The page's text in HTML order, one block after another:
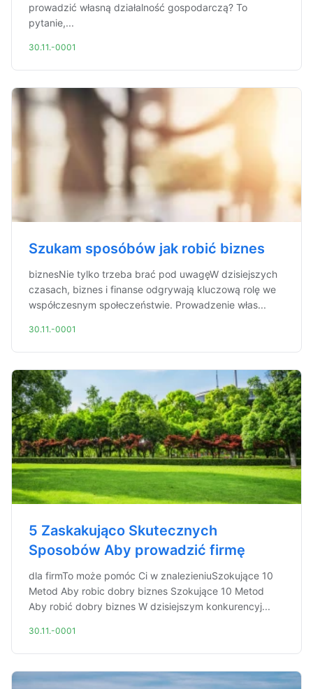
prowadzić własną działalność gospodarczą? To
pytanie,...
30.11.-0001
Szukam sposóbów jak robić biznes
biznesNie tylko trzeba brać pod uwagęW dzisiejszych
czasach, biznes i finanse odgrywają kluczową rolę we
współczesnym społeczeństwie. Prowadzenie włas...
30.11.-0001
5 Zaskakująco Skutecznych
Sposobów Aby prowadzić firmę
dla firmTo może pomóc Ci w znalezieniuSzokujące 10
Metod Aby robic dobry biznes Szokujące 10 Metod
Aby robić dobry biznes W dzisiejszym konkurencyj...
30.11.-0001